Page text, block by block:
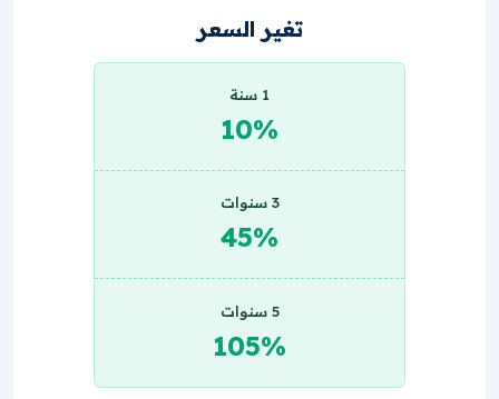
تغير السعر
1 سنة
10%
3 سنوات
45%
5 سنوات
105%